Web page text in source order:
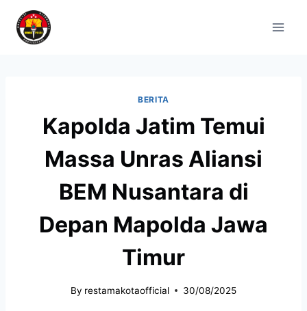
BERITA
Kapolda Jatim Temui
Massa Unras Aliansi
BEM Nusantara di
Depan Mapolda Jawa
Timur
By restamakotaofficial 30/08/2025